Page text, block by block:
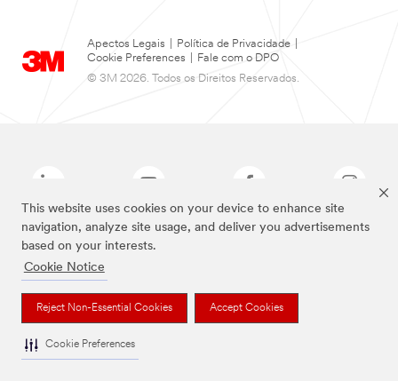
This website uses cookies on your device to enhance site
navigation, analyze site usage, and deliver you advertisements
based on your interests.
Cookie Notice
Reject Non-Essential Cookies Accept Cookies
Cookie Preferences
Apectos Legais Política de Privacidade
Cookie Preferences
Fale com o DPO
© 3M 2026. Todos os Direitos Reservados.
As marcas listadas a cima são marcas comerciais da 3M.